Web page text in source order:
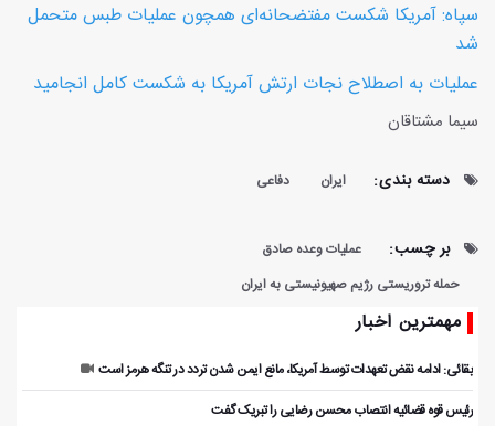
سپاه: آمریکا شکست مفتضحانه‌ای همچون عملیات طبس متحمل
شد
عملیات به اصطلاح نجات ارتش آمریکا به شکست کامل انجامید
سیما مشتاقان
دسته بندی: ایران دفاعی
بر چسب:
عملیات وعده صادق
حمله تروریستی رژیم صهیونیستی به ایران
مهمترین اخبار
بقائی: ادامه نقض‌ تعهدات توسط آمریکا، مانع ایمن شدن تردد در تنگه هرمز است
رئیس قوه قضائیه انتصاب محسن رضایی را تبریک گفت